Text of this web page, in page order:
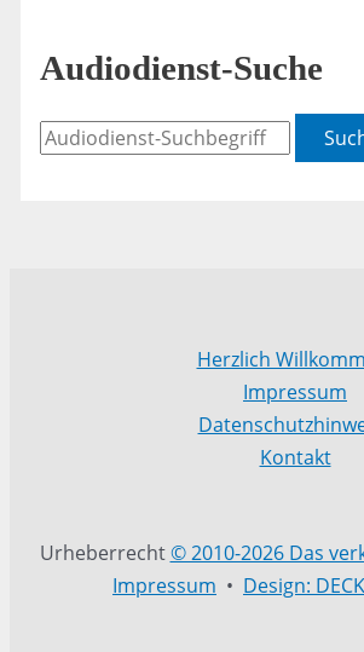
Audiodienst-Suche
Herzlich
Impressum
Kontakt
Urheberrecht© 2010-2026 Das
Impressum • Design: